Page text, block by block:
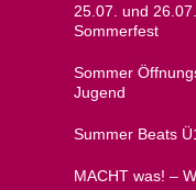
25.07. und
Sommerfest
Sommer
Jugend
Summer Beats
MACHT was! –